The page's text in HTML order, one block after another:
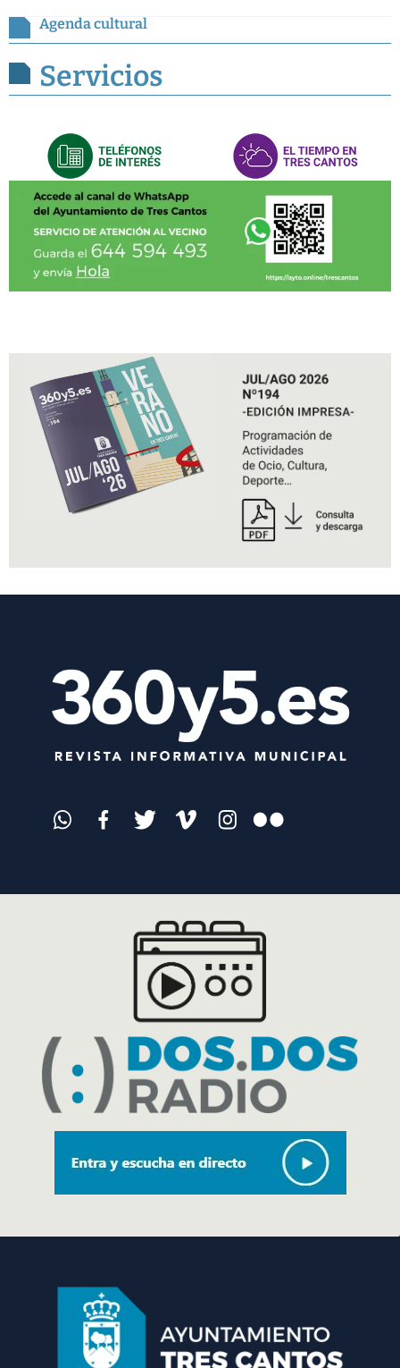
Agenda cultural
Servicios